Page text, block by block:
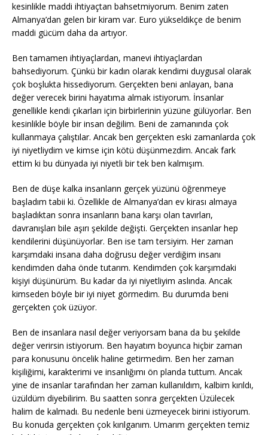
kesinlikle maddi ihtiyaçtan bahsetmiyorum. Benim zaten
Almanya’dan gelen bir kiram var. Euro yükseldikçe de benim
maddi gücüm daha da artıyor.
Ben tamamen ihtiyaçlardan, manevi ihtiyaçlardan
bahsediyorum. Çünkü bir kadın olarak kendimi duygusal olarak
çok boşlukta hissediyorum. Gerçekten beni anlayan, bana
değer verecek birini hayatıma almak istiyorum. İnsanlar
genellikle kendi çıkarları için birbirlerinin yüzüne gülüyorlar. Ben
kesinlikle böyle bir insan değilim. Beni de zamanında çok
kullanmaya çalıştılar. Ancak ben gerçekten eski zamanlarda çok
iyi niyetliydim ve kimse için kötü düşünmezdim. Ancak fark
ettim ki bu dünyada iyi niyetli bir tek ben kalmışım.
Ben de düşe kalka insanların gerçek yüzünü öğrenmeye
başladım tabii ki. Özellikle de Almanya’dan ev kirası almaya
başladıktan sonra insanların bana karşı olan tavırları,
davranışları bile aşırı şekilde değişti. Gerçekten insanlar hep
kendilerini düşünüyorlar. Ben ise tam tersiyim. Her zaman
karşımdaki insana daha doğrusu değer verdiğim insanı
kendimden daha önde tutarım. Kendimden çok karşımdaki
kişiyi düşünürüm. Bu kadar da iyi niyetliyim aslında. Ancak
kimseden böyle bir iyi niyet görmedim. Bu durumda beni
gerçekten çok üzüyor.
Ben de insanlara nasıl değer veriyorsam bana da bu şekilde
değer verirsin istiyorum. Ben hayatım boyunca hiçbir zaman
para konusunu öncelik haline getirmedim. Ben her zaman
kişiliğimi, karakterimi ve insanlığımı ön planda tuttum. Ancak
yine de insanlar tarafından her zaman kullanıldım, kalbim kırıldı,
üzüldüm diyebilirim. Bu saatten sonra gerçekten Üzülecek
halim de kalmadı. Bu nedenle beni üzmeyecek birini istiyorum.
Bu konuda gerçekten çok kırılganım. Umarım gerçekten temiz